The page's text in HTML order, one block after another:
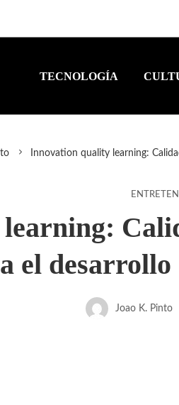
TECNOLOGÍA
Innovation quality learning:
el desarrollo
Joao K. Pinto